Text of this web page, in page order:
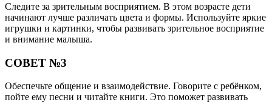
Следите за зрительным восприятием. В этом возрасте дети
начинают лучше различать цвета и формы. Используйте яркие
игрушки и картинки, чтобы развивать зрительное восприятие
и внимание малыша.
СОВЕТ №3
Обеспечьте общение и взаимодействие. Говорите с ребёнком,
пойте ему песни и читайте книги. Это поможет развивать